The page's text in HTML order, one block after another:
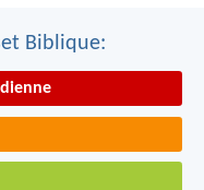
Biblique: